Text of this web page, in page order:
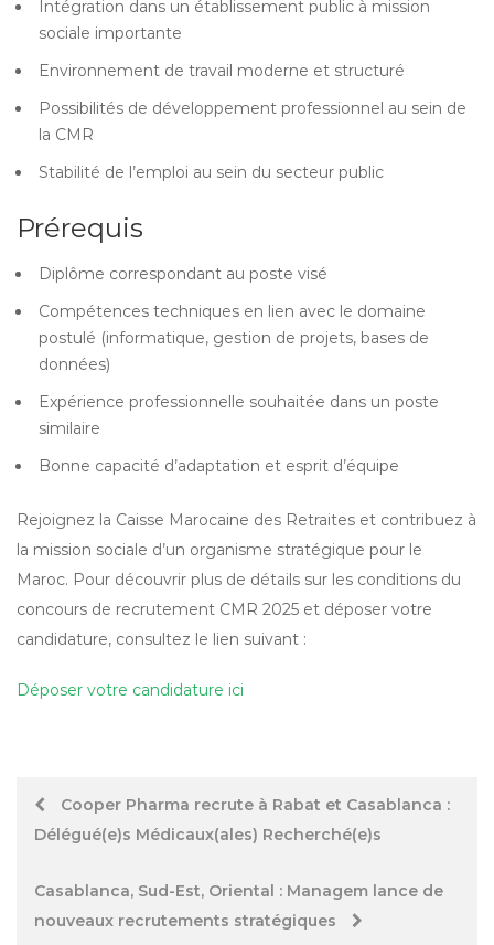
Intégration dans un établissement public à mission
sociale importante
Environnement de travail moderne et structuré
Possibilités de développement professionnel au sein de
la CMR
Stabilité de l’emploi au sein du secteur public
Prérequis
Diplôme correspondant au poste visé
Compétences techniques en lien avec le domaine
postulé (informatique, gestion de projets, bases de
données)
Expérience professionnelle souhaitée dans un poste
similaire
Bonne capacité d’adaptation et esprit d’équipe
Rejoignez la Caisse Marocaine des Retraites et contribuez à
la mission sociale d’un organisme stratégique pour le
Maroc. Pour découvrir plus de détails sur les conditions du
concours de recrutement CMR 2025 et déposer votre
candidature, consultez le lien suivant :
Déposer votre candidature ici
PostCooper Pharma recrute à Rabat et Casablanca :
Délégué(e)s Médicaux(ales) Recherché(e)s
Casablanca, Sud-Est, Oriental : Managem lance de
nouveaux recrutements stratégiques